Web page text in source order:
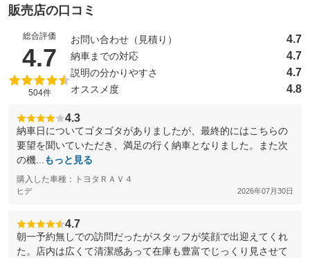
販売店の口コミ
総合評価
4.7 （5点満点中）
504件
お問い合わせ（見積り） 4.7
納車までの対応 4.7
説明の分かりやすさ 4.7
オススメ度 4.8
4.3
納車日についてゴタゴタがありましたが、最終的にはこちらの
要望を聞いていただき、満足の行く納車となりました。また次
の機...
もっと見る
購入した車種：トヨタＲＡＶ４
ヒデ 2026年07月30日
4.7
朝一予約無しでの訪問だったがスタッフが笑顔で出迎えてくれ
た。店内は広くて清潔感あって在庫も豊富でじっくり見させて